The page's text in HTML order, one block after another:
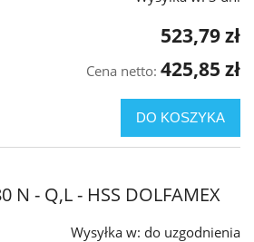
523,79 zł
Cena netto: 425,85 zł
DO KOSZYKA
N - Q,L - HSS DOLFAMEX
Wysyłka w: do uzgodnienia